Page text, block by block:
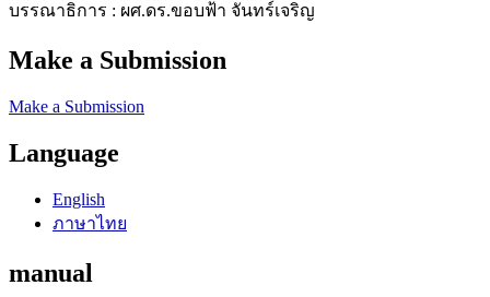
บรรณาธิการ : ผศ.ดร.ขอบฟ้า จันทร์เจริญ
Make a Submission
Make a Submission
Language
English
ภาษาไทย
manual